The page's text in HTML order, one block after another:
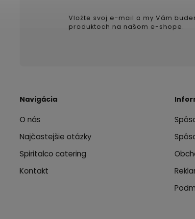
Navigácia
O nás
Najčastejšie otázky
Spiritalco catering
Kontakt
Vložte svoj e-mail a my Vám
produktoch na našom e-shope.